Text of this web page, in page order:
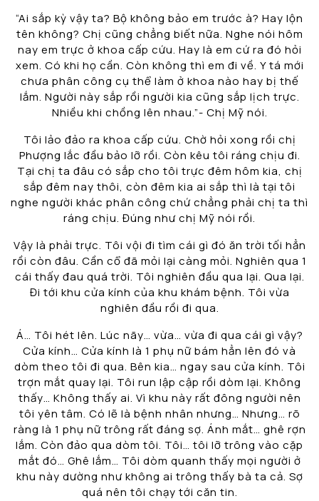
“Ai sắp kỳ vậy ta? Bộ không bảo em trước à? Hay lộn
tên không? Chị cũng chẳng biết nữa. Nghe nói hôm
nay em trực ở khoa cấp cứu. Hay là em cứ ra đó hỏi
xem. Có khi họ cần. Còn không thì em đi về. Y tá mới
chưa phân công cụ thể làm ở khoa nào hay bị thế
lắm. Người này sắp rồi người kia cũng sắp lịch trực.
Nhiều khi chồng lên nhau.”- Chị Mỹ nói.
Tôi lảo đảo ra khoa cấp cứu. Chờ hỏi xong rồi chị
Phượng lắc đầu bảo lỡ rồi. Còn kêu tôi ráng chịu đi.
Tại chị ta đâu có sắp cho tôi trực đêm hôm kia, chị
sắp đêm nay thôi, còn đêm kia ai sắp thì là tại tôi
nghe người khác phân công chứ chẳng phải chị ta thì
ráng chịu. Đúng như chị Mỹ nói rồi.
Vậy là phải trực. Tôi vội đi tìm cái gì đó ăn trời tối hẳn
rồi còn đâu. Cần cổ đã mỏi lại càng mỏi. Nghiên qua 1
cái thấy đau quá trời. Tôi nghiên đầu qua lại. Qua lại.
Đi tới khu cửa kính của khu khám bệnh. Tôi vừa
nghiên đầu rồi đi qua.
Á… Tôi hét lên. Lúc nãy… vừa… vừa đi qua cái gì vậy?
Cửa kính… Cửa kính là 1 phụ nữ bám hẳn lên đó và
dòm theo tôi đi qua. Bên kia… ngay sau cửa kính. Tôi
trợn mắt quay lại. Tôi run lập cập rồi dòm lại. Không
thấy… Không thấy ai. Vì khu này rất đông người nên
tôi yên tâm. Có lẽ là bệnh nhân nhưng… Nhưng… rõ
ràng là 1 phụ nữ trông rất đáng sợ. Ánh mắt… ghê rợn
lắm. Còn đảo qua dòm tôi. Tôi… tôi lỡ trông vào cặp
mắt đó… Ghê lắm… Tôi dòm quanh thấy mọi người ở
khu này dường như không ai trông thấy bà ta cả. Sợ
quá nên tôi chạy tới căn tin.